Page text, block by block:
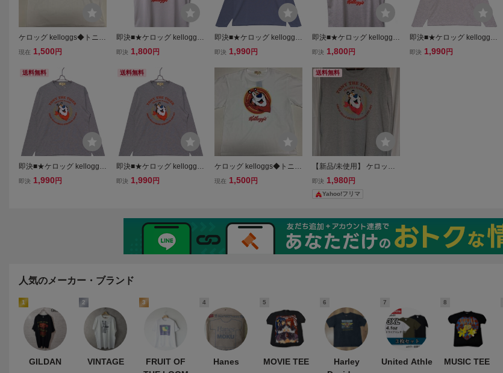
ケロッグ kelloggs◆トニー
タイガーTシャツ ◆TONY
●ビッグフェイス◆白◇長
期保管未着用◇タグ付●UV
カット有
現在 1,500 円
即決■★ケロッグ kelloggs
★■Tシャツ : SIZE=L
即決 1,800 円
即決■★ケロッグ kelloggs
★■ロンTシャツ：SIZE=L
即決 1,990 円
即決■★ケロッグ kelloggs
★■Tシャツ SIZE=L
即決 1,800 円
即決■★ケロッグ kelloggs
★■ロンTシャツ：SIZE=L
即決 1,990 円
送料無料
即決■★ケロッグ kelloggs
★■ロンTシャツ：SIZE=L
即決 1,990円
送料無料
即決■★ケロッグ kelloggs
★■ロンTシャツ：SIZE=M
即決 1,990円
ケロッグ kelloggs◆トニー
タイガーTシャツ ◆TONY
ット有
現在 1,500円
送料無料
【新品/未使用】 ケロッグ
kelloggs 長袖Tシャツ：SIZ
即決 1,980円
Yahoo!フリマ
人気のメーカー・ブランド
1
GILDAN
2
VINTAGE
3
FRUIT OF
4
Hanes
5
MOVIE TEE
6
Harley
7
United Athle
8
MUSIC TEE